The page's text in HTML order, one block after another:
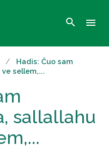
search menu
/
Hadis: Čuo sam
sellem,...
sallallahu